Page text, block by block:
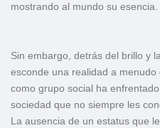
mostrando al mundo su esencia.
Sin embargo, detrás del brillo y
esconde una realidad a
como grupo social ha
sociedad que no siempre les
La ausencia de un estatus que